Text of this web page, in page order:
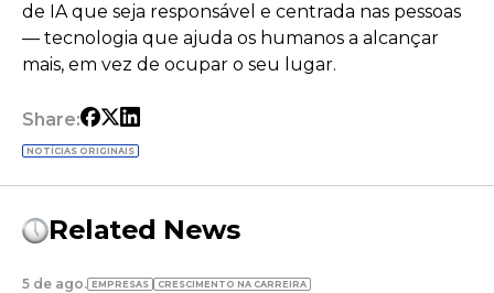
de IA que seja responsável e centrada nas pessoas
— tecnologia que ajuda os humanos a alcançar
mais, em vez de ocupar o seu lugar.
Share:
NOTÍCIAS ORIGINAIS
Related News
5 de ago. EMPRESAS CRESCIMENTO NA CARREIRA